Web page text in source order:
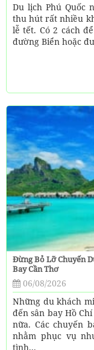
Du lịch Phú Quốc
thu hút rất nhiều
lễ tết. Có 2 cách
đường Biển hoặc
Đừng Bỏ Lỡ Chuyến
Bay Cần Thơ
06/08/2026
Những du khách
đến sân bay Hồ
nữa. Các chuyến
nhằm phục vụ
tình...